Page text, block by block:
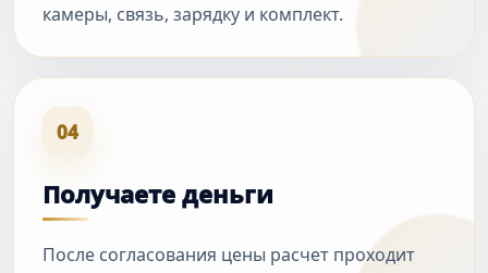
камеры, связь, зарядку и комплект.
04
Получаете деньги
После согласования цены расчет проходит